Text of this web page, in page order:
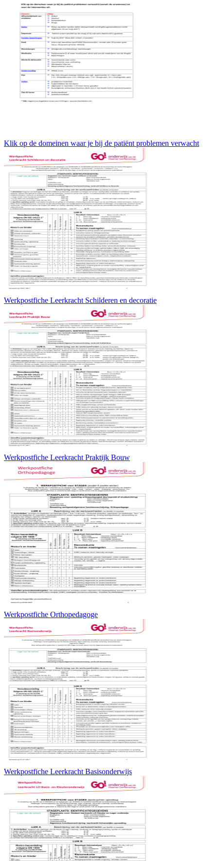
Klik op de domeinen waar je bij de patiënt problemen verwacht
Werkpostfiche Leerkracht Schilderen en decoratie
Werkpostfiche Leerkracht Praktijk Bouw
Werkpostfiche Orthopedagoge
Werkpostfiche Leerkracht Basisonderwijs